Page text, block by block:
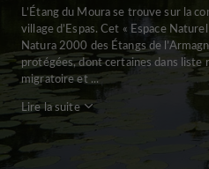
L’Étang du Moura se trouve sur la
village d’Espas. Cet « Espace
Natura 2000 des Étangs de
protégées, dont certaines dans liste
migratoire et ...
Lire la suite